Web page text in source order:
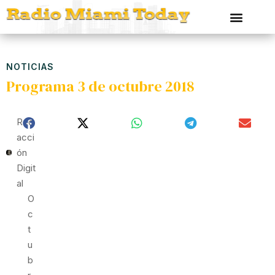
NOTICIAS
Programa 3 de octubre 2018
Red
Acci
Ón
Digit
Al
O
C
T
U
B